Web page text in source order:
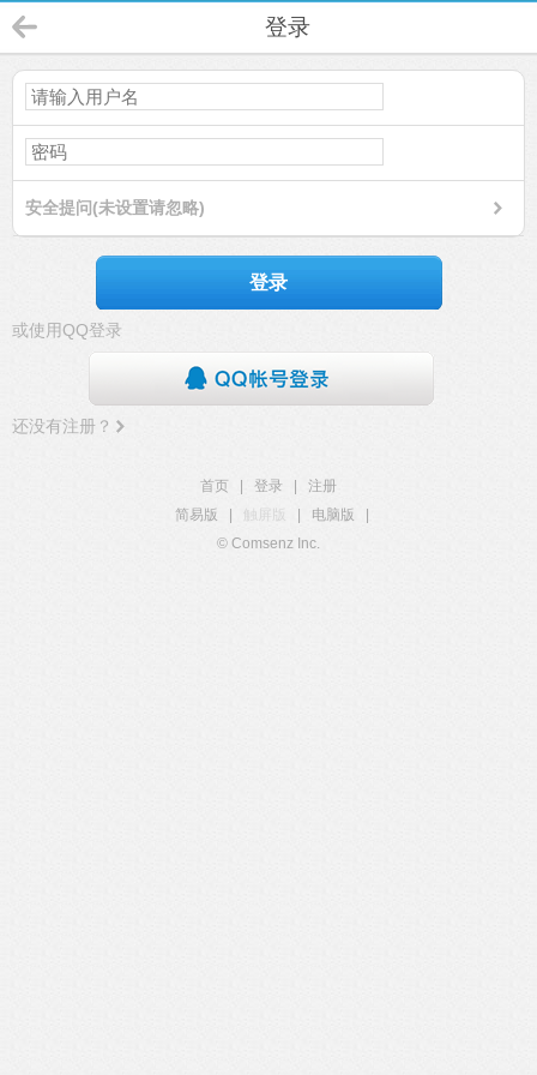
登录
安全提问(未设置请忽略)
登录
或使用QQ登录
还没有注册？
首页 登录
注册
简易版
触屏版 电脑版
© Comsenz Inc.